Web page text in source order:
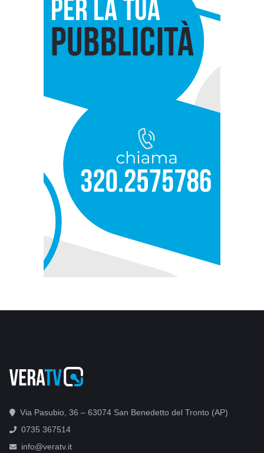
Via Pasubio, 36 – 63074 San Benedetto del Tronto (AP)
0735 367514
info@veratv.it